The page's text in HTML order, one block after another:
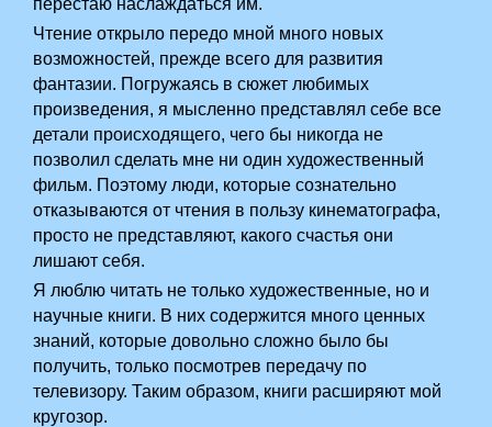
перестаю наслаждаться им.
Чтение открыло передо мной много новых
возможностей, прежде всего для развития
фантазии. Погружаясь в сюжет любимых
произведения, я мысленно представлял себе все
детали происходящего, чего бы никогда не
позволил сделать мне ни один художественный
фильм. Поэтому люди, которые сознательно
отказываются от чтения в пользу кинематографа,
просто не представляют, какого счастья они
лишают себя.
Я люблю читать не только художественные, но и
научные книги. В них содержится много ценных
знаний, которые довольно сложно было бы
получить, только посмотрев передачу по
телевизору. Таким образом, книги расширяют мой
кругозор.